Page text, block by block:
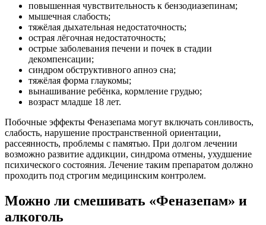
повышенная чувствительность к бензодиазепинам;
мышечная слабость;
тяжёлая дыхательная недостаточность;
острая лёгочная недостаточность;
острые заболевания печени и почек в стадии
декомпенсации;
синдром обструктивного апноэ сна;
тяжёлая форма глаукомы;
вынашивание ребёнка, кормление грудью;
возраст младше 18 лет.
Побочные эффекты Феназепама могут включать сонливость,
слабость, нарушение пространственной ориентации,
рассеянность, проблемы с памятью. При долгом лечении
возможно развитие аддикции, синдрома отмены, ухудшение
психического состояния. Лечение таким препаратом должно
проходить под строгим медицинским контролем.
Можно ли смешивать «Феназепам» и
алкоголь